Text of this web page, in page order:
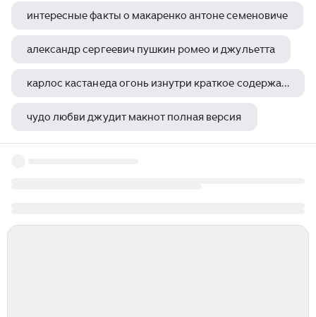
интересные факты о макаренко антоне семеновиче
александр сергеевич пушкин ромео и джульетта
карлос кастанеда огонь изнутри краткое содержание
чудо любви джудит макнот полная версия